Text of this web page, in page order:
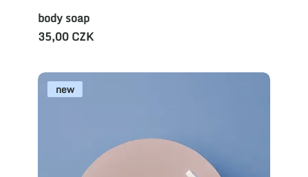
body soap
Preis
35,00 CZK
new